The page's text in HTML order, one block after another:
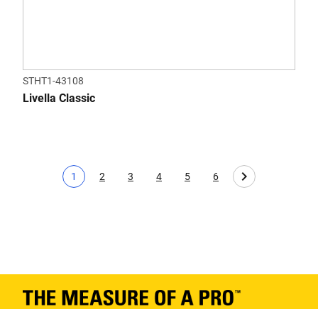
STHT1-43108
Livella Classic
Pagina corrente
1
Page
2
Page
3
Page
4
Page
5
Page
6